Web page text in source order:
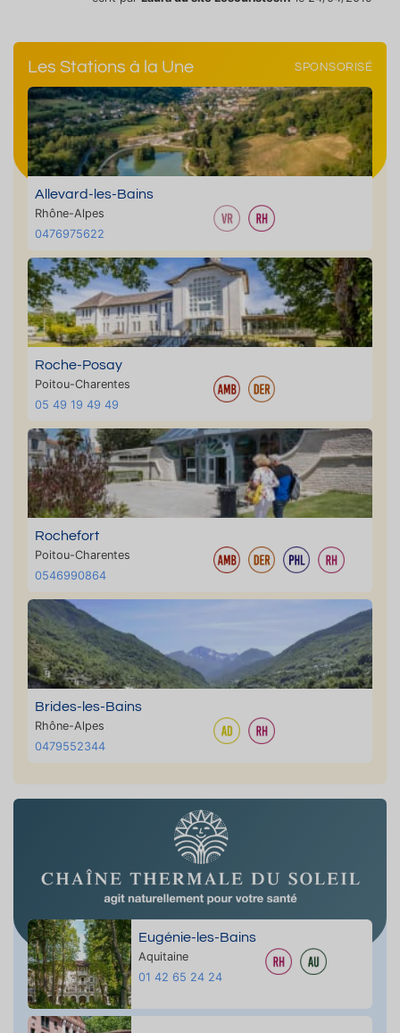
Les Stations à la Une SPONSORISÉ
Allevard-les-Bains
Rhône-Alpes
0476975622
Roche-Posay
Poitou-Charentes
05 49 19 49 49
Rochefort
Poitou-Charentes
0546990864
Brides-les-Bains
Rhône-Alpes
0479552344
Eugénie-les-Bains
Aquitaine
01 42 65 24 24